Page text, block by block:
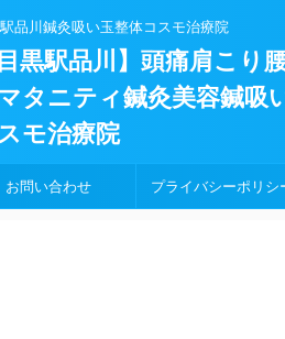
品川鍼灸吸い玉整体コスモ治療院
目黒駅品川】頭痛肩こり
タニティ鍼灸美容鍼吸
モ治療院
お問い合わせ プライバシーポリシ